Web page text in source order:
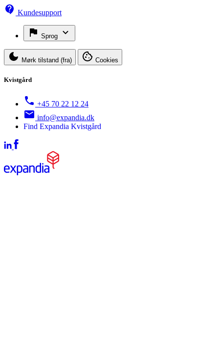
Kundesupport
Sprog
Mørk tilstand (fra) Cookies
Kvistgård
+45 70 22 12 24
info@expandia.dk
Find Expandia Kvistgård